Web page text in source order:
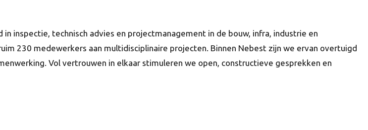
inspectie, technisch advies en projectmanagement in de bouw, infra, industrie en
230 medewerkers aan multidisciplinaire projecten. Binnen Nebest zijn we ervan overtuigd
Vol vertrouwen in elkaar stimuleren we open, constructieve gesprekken en